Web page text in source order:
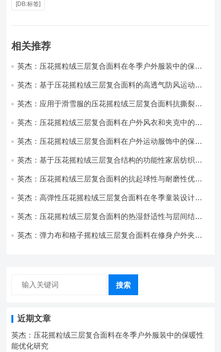
[DB:标签]
相关推荐
英杰：压花摇粒绒三层复合面料在冬季户外服装中的保暖
英杰：基于压花摇粒绒三层复合面料的高透气防风运动服
英杰：应用于滑雪服的压花摇粒绒三层复合面料抗撕裂与
英杰：压花摇粒绒三层复合面料在户外风衣和夹克中的应
英杰：压花摇粒绒三层复合面料在户外运动服饰中的保暖
英杰：基于压花摇粒绒三层复合结构的功能性家居纺织品
英杰：压花摇粒绒三层复合面料的抗起球性与耐磨性优化
英杰：高弹性压花摇粒绒三层复合面料在冬季童装设计中
英杰：压花摇粒绒三层复合面料的热湿舒适性与层间结合
英杰：弹力布和格子摇粒绒三层复合面料在修身户外夹克
搜索
近期文章
英杰：压花摇粒绒三层复合面料在冬季户外服装中的保暖性
能优化研究